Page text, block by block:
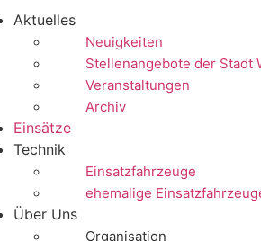
Aktuelles
Neuigkeiten
Stellenangebote der Stadt
Veranstaltungen
Archiv
Einsätze
Technik
Einsatzfahrzeuge
ehemalige
Über Uns
Organisation